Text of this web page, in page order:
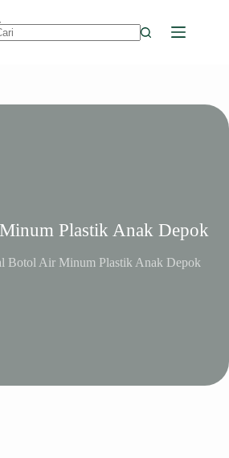
Plastik Anak Depok
Botol Air Minum Plastik Anak Depok